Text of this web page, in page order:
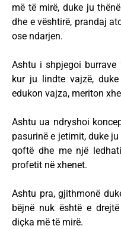
më të mirë, duke ju
dhe e vështirë, prandaj
ose ndarjen.
Ashtu i shpjegoi burrave
kur ju lindte vajzë,
edukon vajza, meriton
Ashtu ua ndryshoi
pasurinë e jetimit, duke
qoftë dhe me një
profetit në xhenet.
Ashtu pra, gjithmonë
bëjnë nuk është e
diçka më të mirë.